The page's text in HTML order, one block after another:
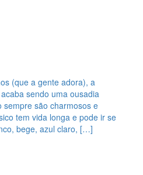
(que a gente adora), a
sendo uma ousadia
sempre são charmosos e
tem vida longa e pode ir se
bege, azul claro, […]